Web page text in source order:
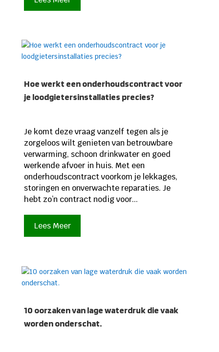
Hoe werkt een onderhoudscontract voor
je loodgietersinstallaties precies?
Je komt deze vraag vanzelf tegen als je
zorgeloos wilt genieten van betrouwbare
verwarming, schoon drinkwater en goed
werkende afvoer in huis. Met een
onderhoudscontract voorkom je lekkages,
storingen en onverwachte reparaties. Je
hebt zo’n contract nodig voor...
Lees Meer
10 oorzaken van lage waterdruk die vaak
worden onderschat.